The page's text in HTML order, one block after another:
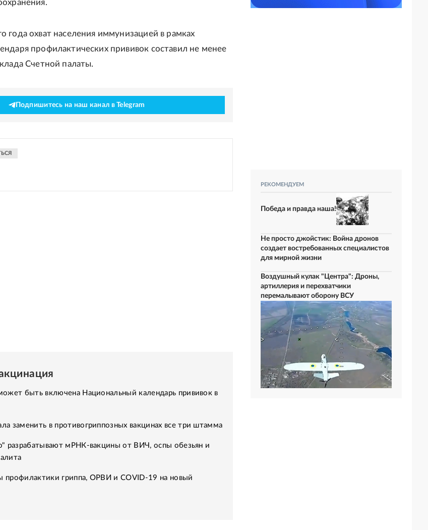
года охват населения иммунизацией в рамках
профилактических прививок составил не менее
Счетной палаты.
Подпишитесь на наш канал в Telegram
быть включена Национальный календарь прививок в
заменить в противогриппозных вакцинах все три штамма
разрабатывают мРНК-вакцины от ВИЧ, оспы обезьян и
профилактики гриппа, ОРВИ и COVID-19 на новый
РЕКОМЕНДУЕМ
Победа и правда наша!
Не просто джойстик: Война дронов
создает востребованных специалистов
для мирной жизни
Воздушный кулак "Центра": Дроны,
артиллерия и перехватчики
перемалывают оборону ВСУ